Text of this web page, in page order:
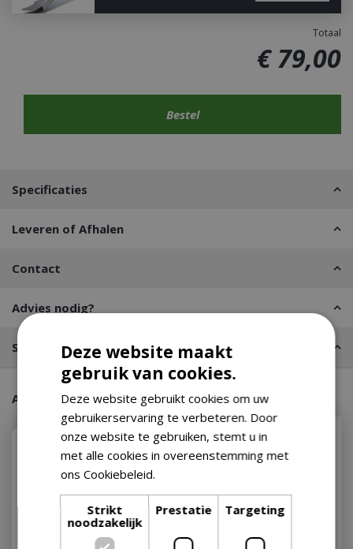
Totaal
€ 79,00
Specificaties
Leveren of Afhalen
Contact
Advies nodig?
Stel een vraag
Aanraders van onze klanten
Deze website maakt
gebruik van cookies.
Deze website gebruikt cookies om uw
gebruikerservaring te verbeteren. Door
onze website te gebruiken, stemt u in
met alle cookies in overeenstemming met
ons Cookiebeleid.
Strikt
noodzakelijk
Prestatie Targeting